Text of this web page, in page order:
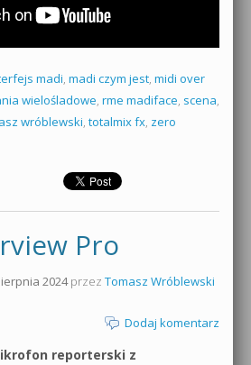
madi, madi czym jest, midi over
wielośladowe, rme madiface, scena,
wróblewski, totalmix fx, zero
Pro
2024przez Tomasz Wróblewski
Dodaj komentarz
reporterski z